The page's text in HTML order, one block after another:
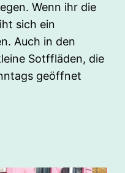
Wenn ihr die
sich ein
Auch in den
Sotffläden, die
geöffnet